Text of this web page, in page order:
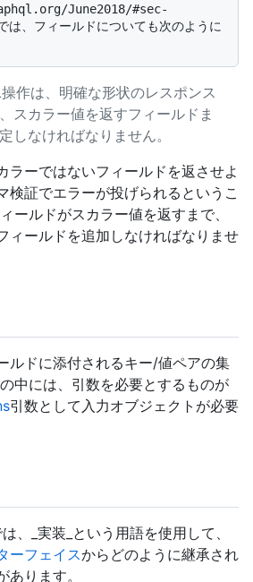
June2018/#sec-
、フィールドについても次のように
作は、明確な形状のレスポンス
スカラー値を返すフィールドま
しなければなりません。
ラーではないフィールドを返させよ
検証でエラーが投げられるというこ
ールドがスカラー値を返すまで、
ィールドを追加しなければなりませ
ルドに添付されるキー/値ペアの集
中には、引数を必要とするものが
引数として入力オブジェクトが必要
、_実装_という用語を使用して、
ーフェイスからどのように継承され
あります。